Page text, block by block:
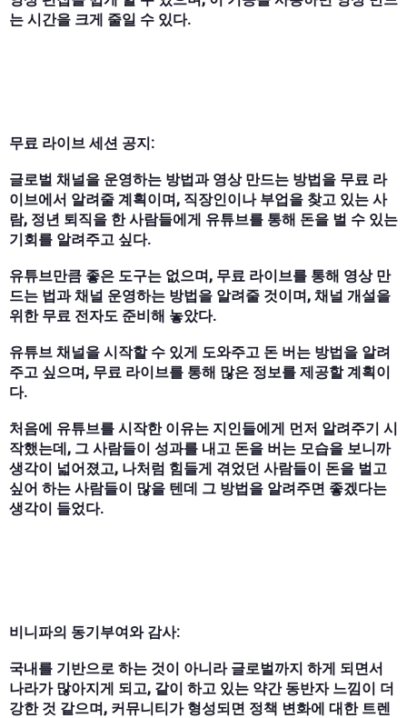
는 시간을 크게 줄일 수 있다.
무료 라이브 세션 공지:
글로벌 채널을 운영하는 방법과 영상 만드는 방법을 무료 라
이브에서 알려줄 계획이며, 직장인이나 부업을 찾고 있는 사
람, 정년 퇴직을 한 사람들에게 유튜브를 통해 돈을 벌 수 있는
기회를 알려주고 싶다.
유튜브만큼 좋은 도구는 없으며, 무료 라이브를 통해 영상 만
드는 법과 채널 운영하는 방법을 알려줄 것이며, 채널 개설을
위한 무료 전자도 준비해 놓았다.
유튜브 채널을 시작할 수 있게 도와주고 돈 버는 방법을 알려
주고 싶으며, 무료 라이브를 통해 많은 정보를 제공할 계획이
다.
처음에 유튜브를 시작한 이유는 지인들에게 먼저 알려주기 시
작했는데, 그 사람들이 성과를 내고 돈을 버는 모습을 보니까
생각이 넓어졌고, 나처럼 힘들게 겪었던 사람들이 돈을 벌고
싶어 하는 사람들이 많을 텐데 그 방법을 알려주면 좋겠다는
생각이 들었다.
비니파의 동기부여와 감사:
국내를 기반으로 하는 것이 아니라 글로벌까지 하게 되면서
나라가 많아지게 되고, 같이 하고 있는 약간 동반자 느낌이 더
강한 것 같으며, 커뮤니티가 형성되면 정책 변화에 대한 트렌